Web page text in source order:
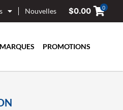
Nouvelles $0.00 0
MARQUES PROMOTIONS